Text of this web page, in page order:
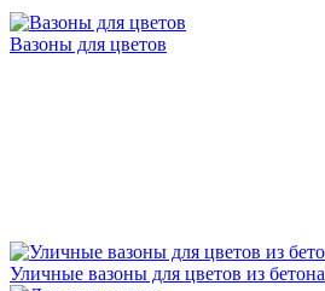
Вазоны для цветов
Уличные вазоны для цветов из бетона